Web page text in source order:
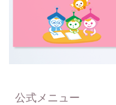
公式メニュー